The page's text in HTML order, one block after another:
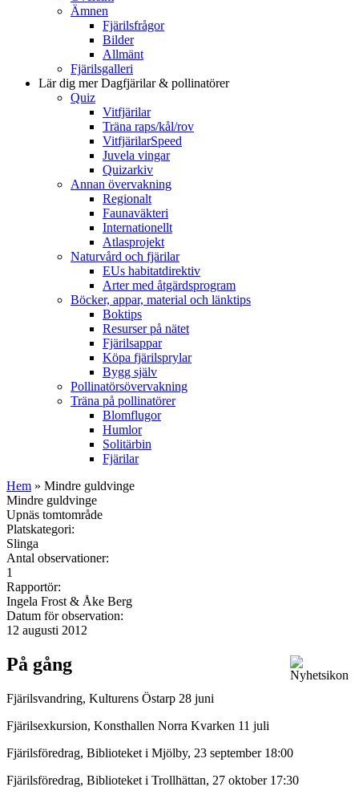
Ämnen
Fjärilsfrågor
Bilder
Allmänt
Fjärilsgalleri
Lär dig merDagfjärilar & pollinatörer
Quiz
Vitfjärilar
Träna raps/kål/rov
VitfjärilarSpeed
Juvela vingar
Quizarkiv
Annan övervakning
Regionalt
Faunaväkteri
Internationellt
Atlasprojekt
Naturvård och fjärilar
EUs habitatdirektiv
Arter med åtgärdsprogram
Böcker, appar, material och länktips
Boktips
Resurser på nätet
Fjärilsappar
Köpa fjärilsprylar
Bygg själv
Pollinatörsövervakning
Träna på pollinatörer
Blomflugor
Humlor
Solitärbin
Fjärilar
Hem » Mindre guldvinge
Mindre guldvinge
Upnäs tomtområde
Platskategori:
Slinga
Antal observationer:
1
Rapportör:
Ingela Frost & Åke Berg
Datum för observation:
12 augusti 2012
På gång
Fjärilsvandring, Kulturens Östarp 28 juni
Fjärilsexkursion, Konsthallen Norra Kvarken 11 juli
Fjärilsföredrag, Biblioteket i Mjölby, 23 september 18:00
Fjärilsföredrag, Biblioteket i Trollhättan, 27 oktober 17:30